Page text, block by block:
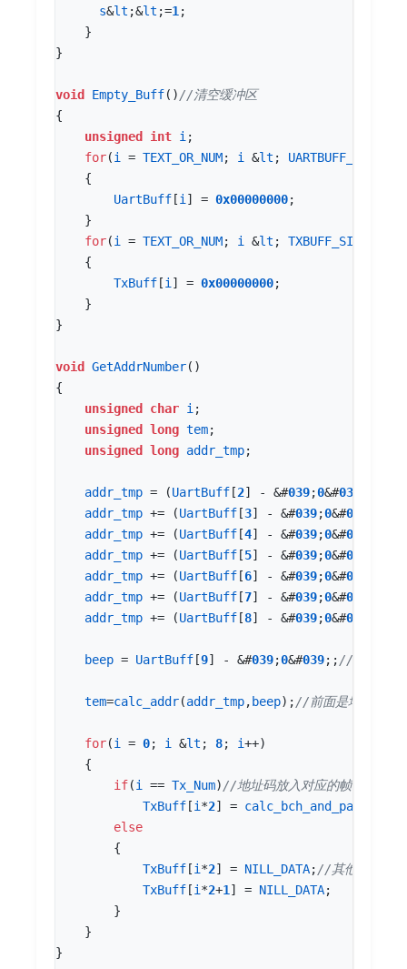
s&lt ;&lt ;=1;
}
}
void Empty_Buff()
{
unsigned
int i;
for(i = TEXT_OR_NUM; i &lt ; UARTBUFF_SIZE
{
UartBuff [i] = 0x00000000;
}
for(i = TEXT_OR_NUM; i &lt ; TXBUFF_SIZE
{
TxBuff [i] = 0x00000000;
}
}
void GetAddrNumber()
{
unsigned
char i;
unsigned
long tem;
unsigned
long addr_tmp;
addr_tmp = (UartBuff [2] - &#039;0&#03
addr_tmp += (UartBuff [3] - &#039;0&#03
addr_tmp += (UartBuff [4] - &#039;0&#03
addr_tmp += (UartBuff [5] - &#039;0&#03
addr_tmp += (UartBuff [6] - &#039;0&#03
addr_tmp += (UartBuff [7] - &#039;0&#03
addr_tmp += (UartBuff [8] - &#039;0&#03
beep = UartBuff [9] - &#039;0&#039;;
tem=calc_addr(addr_tmp, beep);
for(i = 0; i &lt ; 8; i++)
{
if(i == Tx_Num)
TxBuff [i*2] = calc_bch_and_parity
else
{
TxBuff [i*2] = NILL_DATA;
TxBuff [i*2+1] = NILL_DATA;
}
}
}